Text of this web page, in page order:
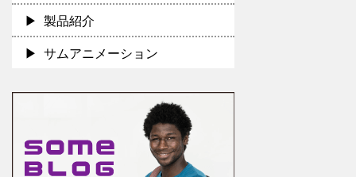
製品紹介
サムアニメーション